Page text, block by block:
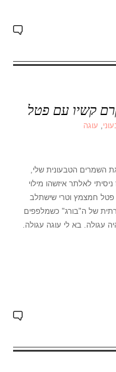
קשיו עם פטל
, עוגה
השמרים הטבעונית שלי,
לאלתר איזשהו מילוי
פטל חמצמץ וטרי שישתלב
של ה"בורג" כשמלפפים
עגולה. בא לי עוגה עגולה.